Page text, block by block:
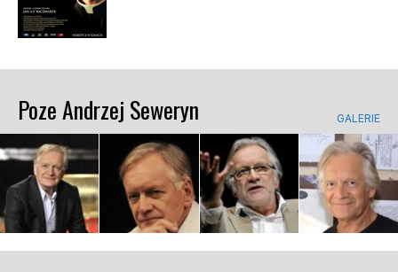
Poze Andrzej Seweryn GALERIE